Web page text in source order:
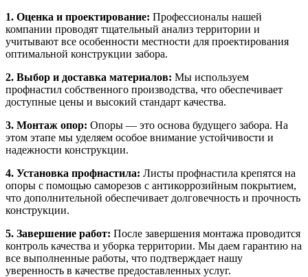
1. Оценка и проектирование: Профессионалы нашей
компании проводят тщательный анализ территории и
учитывают все особенности местности для проектирования
оптимальной конструкции забора.
2. Выбор и доставка материалов: Мы используем
профнастил собственного производства, что обеспечивает
доступные цены и высокий стандарт качества.
3. Монтаж опор: Опоры — это основа будущего забора. На
этом этапе мы уделяем особое внимание устойчивости и
надежности конструкции.
4. Установка профнастила: Листы профнастила крепятся на
опоры с помощью саморезов с антикоррозийным покрытием,
что дополнительной обеспечивает долговечность и прочность
конструкции.
5. Завершение работ: После завершения монтажа проводится
контроль качества и уборка территории. Мы даем гарантию на
все выполненные работы, что подтверждает нашу
уверенность в качестве предоставленных услуг.